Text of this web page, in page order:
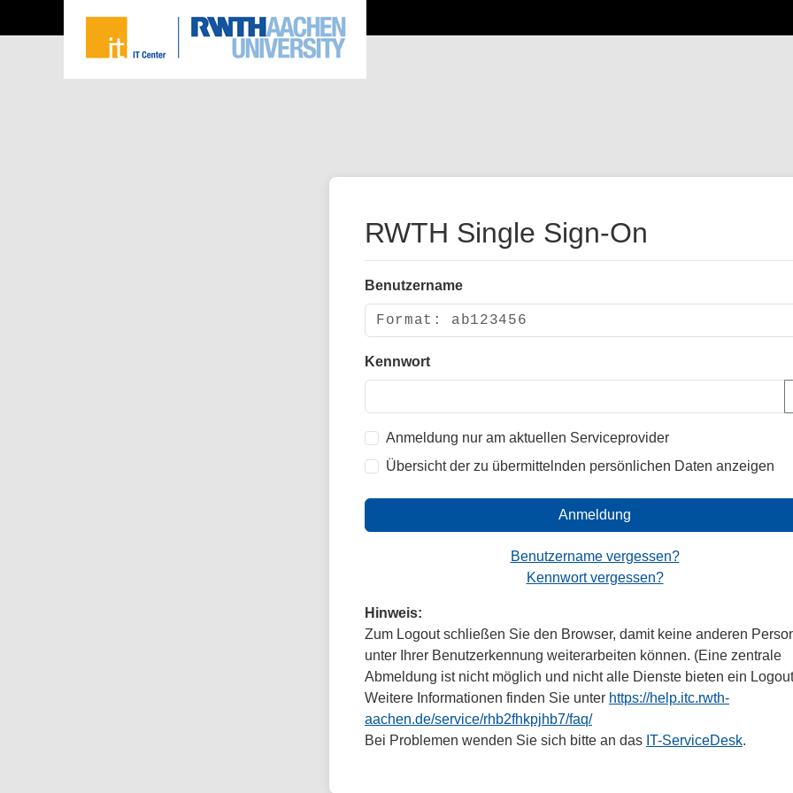
RWTH Single Sign-On
Benutzername
Kennwort
Anmeldung nur am aktuellen Serviceprovider
Übersicht der zu übermittelnden persönlichen Daten anzeigen
Anmeldung
Benutzername vergessen?
Kennwort vergessen?
Hinweis:
Zum Logout schließen Sie den Browser, damit keine anderen
unter Ihrer Benutzerkennung weiterarbeiten können. (Eine zentrale
Abmeldung ist nicht möglich und nicht alle Dienste bieten ein
Weitere Informationen finden Sie unter https://help.itc.rwth-
aachen.de/service/rhb2fhkpjhb7/faq/
Bei Problemen wenden Sie sich bitte an das IT-ServiceDesk.